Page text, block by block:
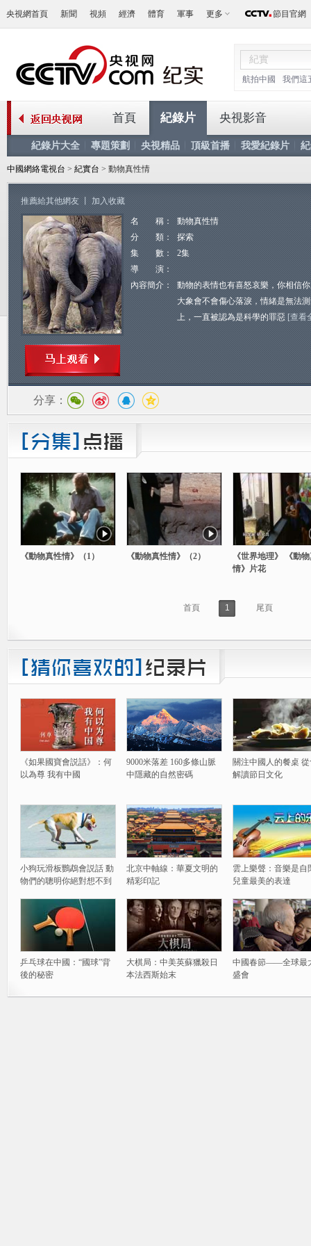
央視網首頁 新聞 視頻 經濟 體育 軍事 更多 節目官網
航拍中國 我們這
首頁 紀錄片
紀錄片大全 專題策劃 央視精品 頂級首播 我愛紀錄片
央視影音
中國網絡電視台 > 紀實台 > 動物真性情
推薦給其他網友 加入收藏
名 稱：
動物真性情
分 類：
探索
集 數：
2集
導 演：
內容簡介：
動物的表情也有喜怒哀樂，你相信
大象會不會傷心落淚，情緒是無法
上，一直被認為是科學的罪惡 [查看
分享：
《動物真性情》（1） 《動物真性情》（2）
《世界地理》 《動
情》片花
首頁 1 尾頁
《如果國寶會説話》：何
以為尊 我有中國
9000米落差 160多條山脈
中隱藏的自然密碼
關注中國人的餐桌
解讀節日文化
小狗玩滑板鸚鵡會説話 動
物們的聰明你絕對想不到
北京中軸線：華夏文明的
精彩印記
雲上樂聲：音樂是自
兒童最美的表達
乒乓球在中國：“國球”背
後的秘密
大棋局：中美英蘇獵殺日
本法西斯始末
中國春節——全球最
盛會